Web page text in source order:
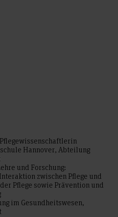
Hannover, Abteilung
und Forschung:
zwischen Pflege und
Pflege sowie Prävention und
im Gesundheitswesen,